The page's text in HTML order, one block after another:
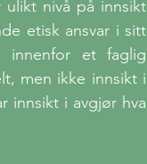
ulikt nivå på innsikt
etisk ansvar i sitt
innenfor et faglig
men ikke innsikt i
innsikt i avgjør hva